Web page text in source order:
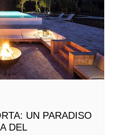
UN PARADISO
DEL